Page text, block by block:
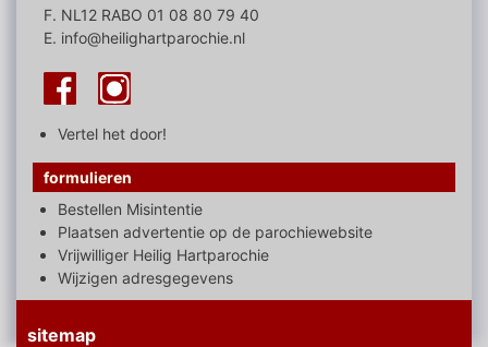
F. NL12 RABO 01 08 80 79 40
E. info@heilighartparochie.nl
Vertel het door!
formulieren
Bestellen Misintentie
Plaatsen advertentie op de parochiewebsite
Vrijwilliger Heilig Hartparochie
Wijzigen adresgegevens
sitemap